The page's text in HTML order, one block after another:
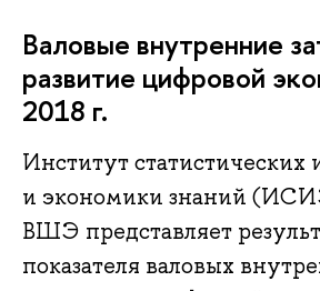
Валовые внутренние
развитие цифровой
2018 г.
Институт статистических
и экономики знаний
ВШЭ представляет
показателя валовых